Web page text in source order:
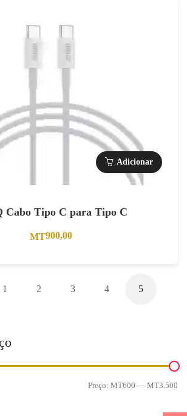
Adicionar
Cabo Tipo C para Tipo C
MT900,00
1 2 3 4 5
Preço: MT600 — MT3.500